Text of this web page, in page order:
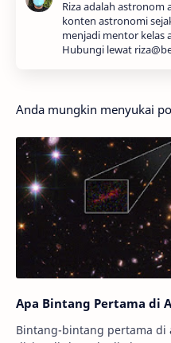
Riza adalah astronom
konten astronomi
menjadi mentor kelas
Hubungi lewat
Anda mungkin menyukai
Apa Bintang Pertama di
Bintang-bintang pertama di